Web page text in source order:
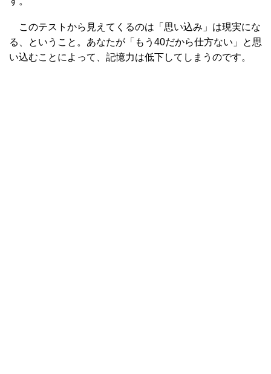
このテストから見えてくるのは「思い込み」は現実にな
る、ということ。あなたが「もう40だから仕方ない」と思
い込むことによって、記憶力は低下してしまうのです。